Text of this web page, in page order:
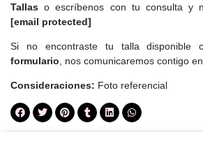
Tallas o escríbenos con tu consulta y
[email protected]
Si no encontraste tu talla disponible
formulario , nos comunicaremos contigo
Consideraciones: Foto referencial